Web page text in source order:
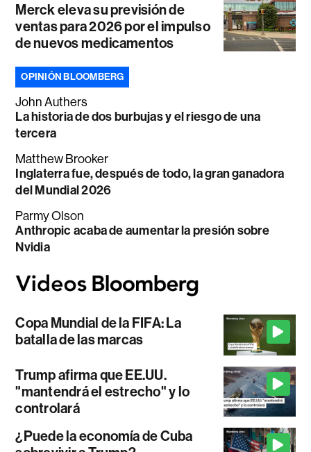
Merck eleva su previsión de
ventas para 2026 por el impulso
de nuevos medicamentos
OPINIÓN BLOOMBERG
John Authers
La historia de dos burbujas y el riesgo de una
tercera
Matthew Brooker
Inglaterra fue, después de todo, la gran ganadora
del Mundial 2026
Parmy Olson
Anthropic acaba de aumentar la presión sobre
Nvidia
Copa Mundial de la FIFA: La
batalla de las marcas
Trump afirma que EE.UU.
"mantendrá el estrecho" y lo
controlará
¿Puede la economía de Cuba